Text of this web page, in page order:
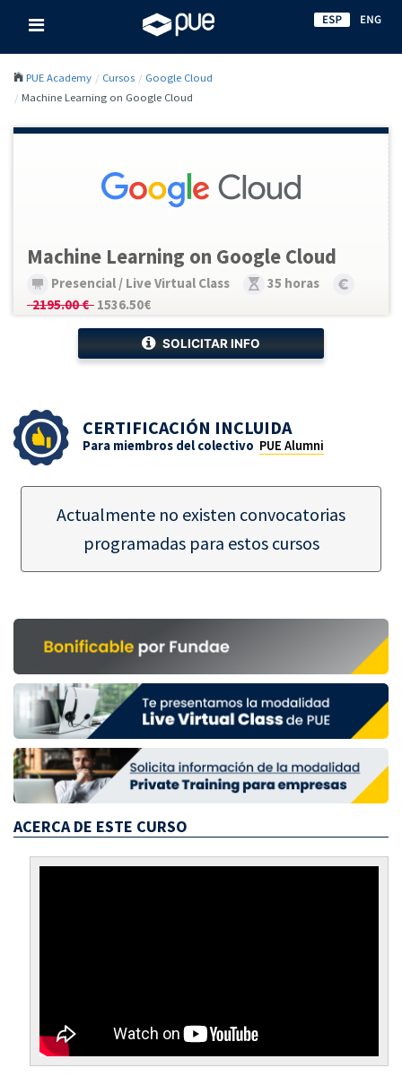
PUE Academy Cursos
Google Cloud
Machine Learning on Google Cloud
Machine Learning on Google Cloud
Presencial / Live Virtual Class
35 horas
2195.00 € 1536.50€
SOLICITAR INFO
CERTIFICACIÓN INCLUIDA
Para miembros del colectivo PUE Alumni
Actualmente no existen convocatorias
programadas para estos cursos
ACERCA DE ESTE CURSO